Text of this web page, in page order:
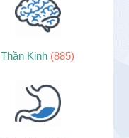
Thần Kinh (885)